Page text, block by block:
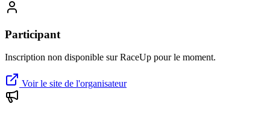
Participant
Inscription non disponible sur RaceUp pour le moment.
Voir le site de l'organisateur